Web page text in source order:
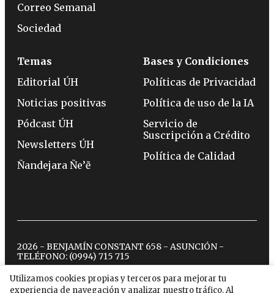
Utilizamos cookies propias y terceros para mejorar tu
experiencia de navegación y analizar nuestro tráfico. Al
Correo Semanal
Sociedad
Temas
Editorial ÚH
Noticias positivas
Pódcast ÚH
Newsletters ÚH
Ñandejara Ñe’ẽ
Bases y Condiciones
Políticas de Privacidad
Política de uso de la IA
Servicio de
Suscripción a Crédito
Política de Calidad
2026 - BENJAMÍN CONSTANT 658 - ASUNCIÓN -
TELÉFONO: (0994) 715 715